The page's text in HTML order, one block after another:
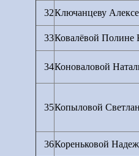
32Ключанцеву
33Ковалёвой Полине
34Коноваловой
35Копыловой
36Кореньковой